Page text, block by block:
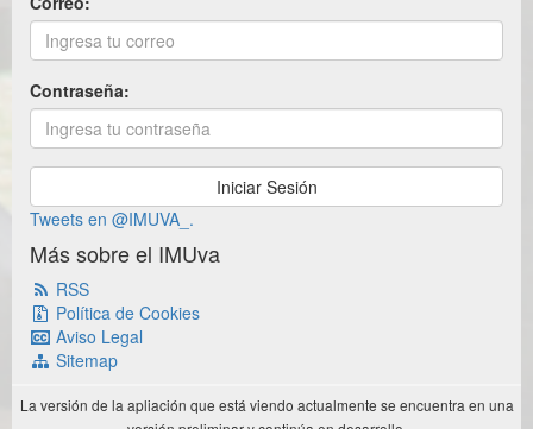
Contraseña:
Tweets en @IMUVA_.
Más sobre el IMUva
RSS
Política de Cookies
Aviso Legal
Sitemap
La versión de la apliación que está viendo actualmente se encuentra en una